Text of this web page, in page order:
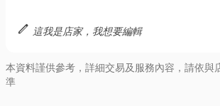
edit 這我是店家，我想要編輯
本資料謹供參考，詳細交易及服務內容，請依與
準